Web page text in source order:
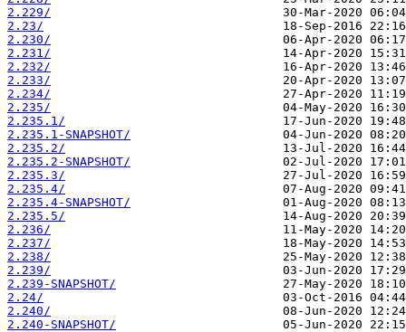
2.229/
2.23/
2.230/
2.231/
2.232/
2.233/
2.234/
2.235/
2.235.1/
2.235.1-SNAPSHOT/
2.235.2/
2.235.2-SNAPSHOT/
2.235.3/
2.235.4/
2.235.4-SNAPSHOT/
2.235.5/
2.236/
2.237/
2.238/
2.239/
2.239-SNAPSHOT/
2.24/
2.240/
2.240-SNAPSHOT/